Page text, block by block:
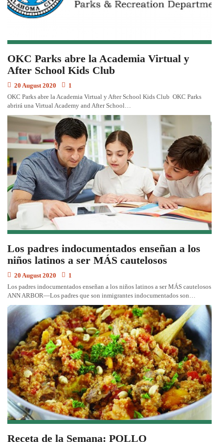
OKC Parks abre la Academia Virtual y
After School Kids Club
20 August 2020
1
OKC Parks abre la Academia Virtual y After School Kids Club OKC Parks
abrirá una Virtual Academy and After School…
Los padres indocumentados enseñan a los
niños latinos a ser MÁS cautelosos
20 August 2020
1
Los padres indocumentados enseñan a los niños latinos a ser MÁS cautelosos
ANN ARBOR—Los padres que son inmigrantes indocumentados son…
Receta de la Semana: POLLO